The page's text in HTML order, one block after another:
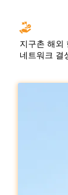
지구촌 해외
네트워크 결